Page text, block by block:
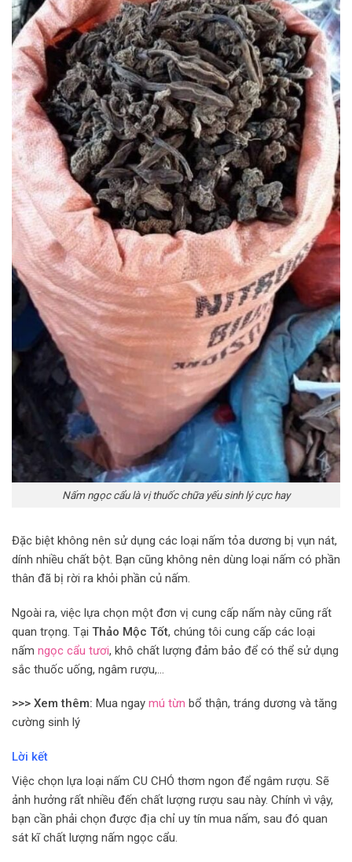
Nấm ngọc cẩu là vị thuốc chữa yếu sinh lý cực hay
Đặc biệt không nên sử dụng các loại nấm tỏa dương bị vụn nát,
dính nhiều chất bột. Bạn cũng không nên dùng loại nấm có phần
thân đã bị rời ra khỏi phần củ nấm.
Ngoài ra, việc lựa chọn một đơn vị cung cấp nấm này cũng rất
quan trọng. Tại Thảo Mộc Tốt, chúng tôi cung cấp các loại
nấm ngọc cẩu tươi, khô chất lượng đảm bảo để có thể sử dụng
sắc thuốc uống, ngâm rượu,…
>>> Xem thêm: Mua ngay mú từn bổ thận, tráng dương và tăng
cường sinh lý
Lời kết
Việc chọn lựa loại nấm CU CHÓ thơm ngon để ngâm rượu. Sẽ
ảnh hưởng rất nhiều đến chất lượng rượu sau này. Chính vì vậy,
bạn cần phải chọn được địa chỉ uy tín mua nấm, sau đó quan
sát kĩ chất lượng nấm ngọc cẩu.